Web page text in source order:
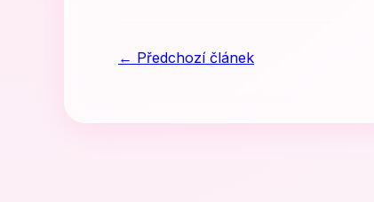
← Předchozí článek